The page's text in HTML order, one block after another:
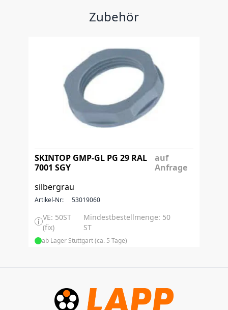
Zubehör
SKINTOP GMP-GL PG 29 RAL
7001 SGY
silbergrau
auf
Anfrage
Artikel-Nr: 53019060
VE: 50ST
(fix)
Mindestbestellmenge: 50
ST
ab Lager Stuttgart (ca. 5 Tage)